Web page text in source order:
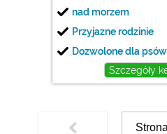
nad morzem
Przyjazne rodzinie
Dozwolone dla psów
Szczegóły